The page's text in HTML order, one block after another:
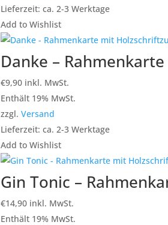
Lieferzeit: ca. 2-3 Werktage
Add to Wishlist
Danke –
€9,90 inkl. MwSt.
Enthält 19% MwSt.
zzgl.Versand
Lieferzeit: ca. 2-3 Werktage
Add to Wishlist
Gin Tonic –
€14,90 inkl. MwSt.
Enthält 19% MwSt.